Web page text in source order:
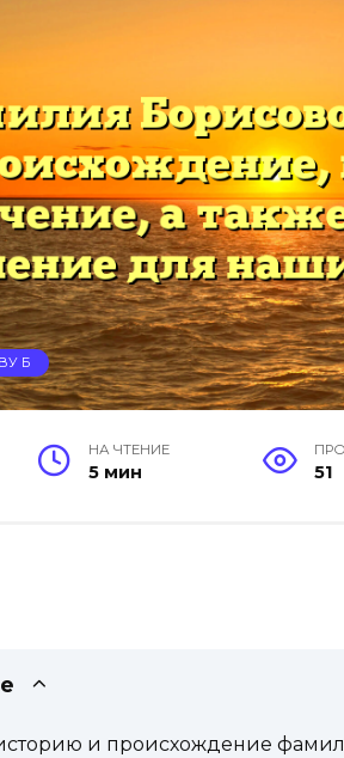
Б
НА ЧТЕНИЕ
5 мин 51
и происхождение